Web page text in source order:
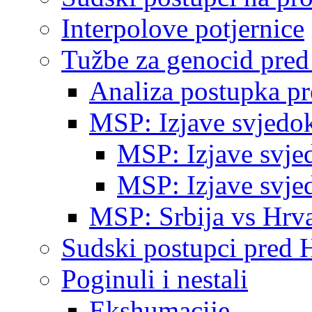
Interpolove potjernice
Tužbe za genocid
Analiza postupka
MSP: Izjave
MSP: Izjave
MSP: Izjave
MSP: Srbija vs
Sudski postupci pred
Poginuli i nestali